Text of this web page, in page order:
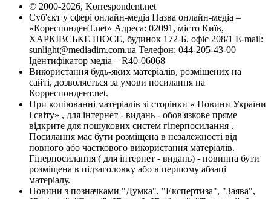
© 2000-2026, Korrespondent.net
Суб'єкт у сфері онлайн-медіа Назва онлайн-медіа –
«КореспонденТ.net» Адреса: 02091, місто Київ,
ХАРКІВСЬКЕ ШОСЕ, будинок 172-Б, офіс 208/1 E-mail:
sunlight@mediadim.com.ua Телефон: 044-205-43-00
Ідентифікатор медіа – R40-06068
Використання будь-яких матеріалів, розміщених на
сайті, дозволяється за умови посилання на
Корреспондент.net.
При копіюванні матеріалів зі сторінки « Новини України
і світу» , для інтернет - видань - обов'язкове пряме
відкрите для пошукових систем гіперпосилання .
Посилання має бути розміщена в незалежності від
повного або часткового використання матеріалів.
Гіперпосилання ( для інтернет - видань) - повинна бути
розміщена в підзаголовку або в першому абзаці
матеріалу.
Новини з позначками "Думка", "Експертиза", "Заява",